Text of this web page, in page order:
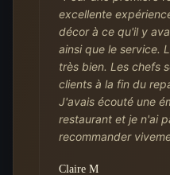
excellente
décor à ce qu'il y
ainsi que le service.
très bien. Les chefs
clients à la fin du
J'avais écouté une
restaurant et je n'ai
recommander
Claire M